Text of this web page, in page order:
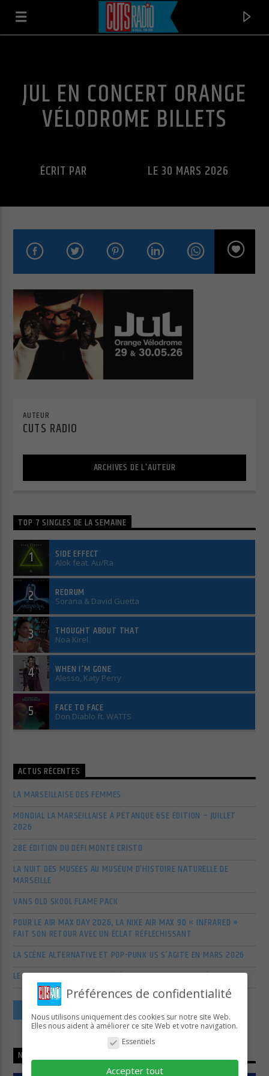
CONCRETE JUNGLE
LITTLE BEAVER
Cuts Radio
Cuts Pop Rock
Cuts Electro
JUL EN CONCERT ORANGE
VÉLODROME BILLETS
ÉCRIT PAR LE 30 MARS 2026
AUTEUR
CUTS RADIO
ARCHIVES DE L'AUTEUR
TOP 7 SINGLES DE LA SEMAINE
1 SIDE EFFECT
Alok feat. Au/Ra
2 REDRUM
Sorana & David Guetta
3 THOUGHT ABOUT THAT
Noa Kirel
4 WHEN I'M GONE
Alesso, Katy Perry
5 FACE TO FACE
Don Diablo ft. WATTS
ACTUS RÉCENTES
LA MARSEILLAISE DES FEMMES
MONDIAL LA MARSEILLAISE À PÉTANQUE 65E ÉDITION – JUILLET
2026
28E ÉDITION DU DÉFI MONTE CRISTO
LA NUIT DES MUSÉES AU MUSÉUM D’HISTOIRE NATURELLE DE
MARSEILLE
VANS OLD SKOOL FLAME PACK
POUR LE AIR MAX DAY 2026, LA NIKE AIR MAX 90 « INFRARED »
FAIT SON RETOUR AVEC UN ÉCLAT RÉFLÉCHISSANT
LA SCÈNE ALTERNATIVE ET POP-PUNK US S’AGITE EN MARS 2026
LE RETOUR EN FORCE DES VÉTÉRANS DU POP-ROCK AMÉRICAIN
VOIR PLUS D'ARTICLES
NOW ON AIR
Préférences de confidentialité
Nous utilisons uniquement des cookies sur notre site Web.
Elles nous aident à améliorer ce site Web et votre navigation.
Essentiels
Accepter tout